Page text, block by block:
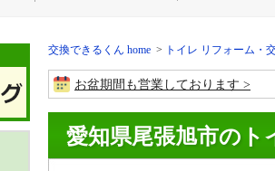
交換できるくん home トイレ リフォーム・
お盆期間も営業しております
愛知県尾張旭市のト